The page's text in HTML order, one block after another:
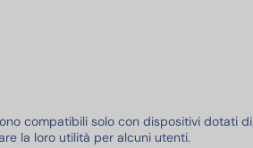
compatibili solo con dispositivi dotati di
la loro utilità per alcuni utenti.